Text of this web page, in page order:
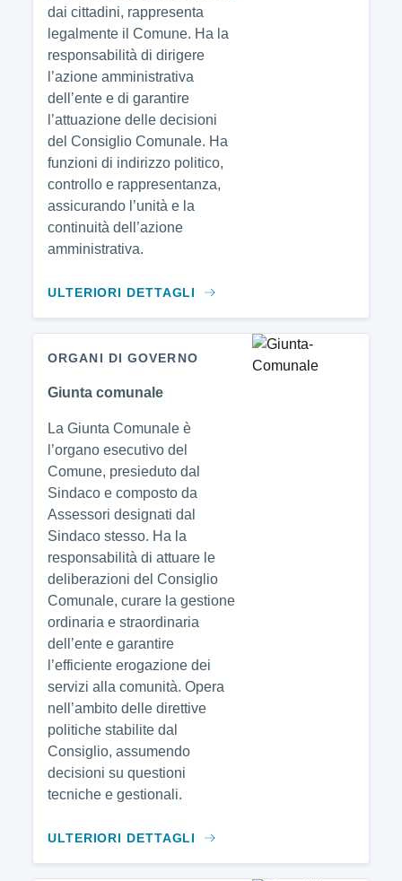
dai cittadini, rappresenta
legalmente il Comune. Ha la
responsabilità di dirigere
l’azione amministrativa
dell’ente e di garantire
l’attuazione delle decisioni
del Consiglio Comunale. Ha
funzioni di indirizzo politico,
controllo e rappresentanza,
assicurando l’unità e la
continuità dell’azione
amministrativa.
ULTERIORI DETTAGLI
ORGANI DI GOVERNO
Giunta comunale
La Giunta Comunale è
l’organo esecutivo del
Comune, presieduto dal
Sindaco e composto da
Assessori designati dal
Sindaco stesso. Ha la
responsabilità di attuare le
deliberazioni del Consiglio
Comunale, curare la gestione
ordinaria e straordinaria
dell’ente e garantire
l’efficiente erogazione dei
servizi alla comunità. Opera
nell’ambito delle direttive
politiche stabilite dal
Consiglio, assumendo
decisioni su questioni
tecniche e gestionali.
ULTERIORI DETTAGLI